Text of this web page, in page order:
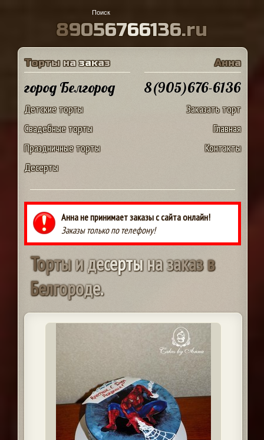
89056766136.ru
Торты на заказ
город Белгород
Детские торты
Свадебные торты
Праздничные торты
Десерты
Анна
8(905)676-6136
Заказать торт
Главная
Контакты
Анна не принимает заказы с сайта онлайн!
Заказы только по телефону!
Тортыидесертыназаказв
Белгороде.